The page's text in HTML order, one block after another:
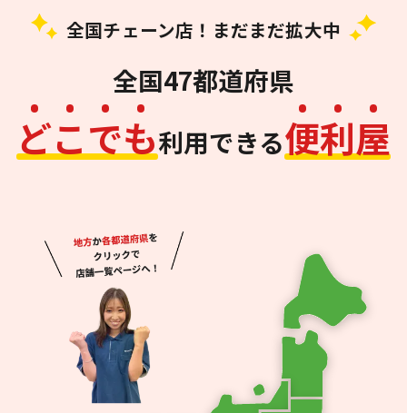
全国チェーン店！まだまだ拡大中
全国47都道府県
どこでも利用できる便利屋